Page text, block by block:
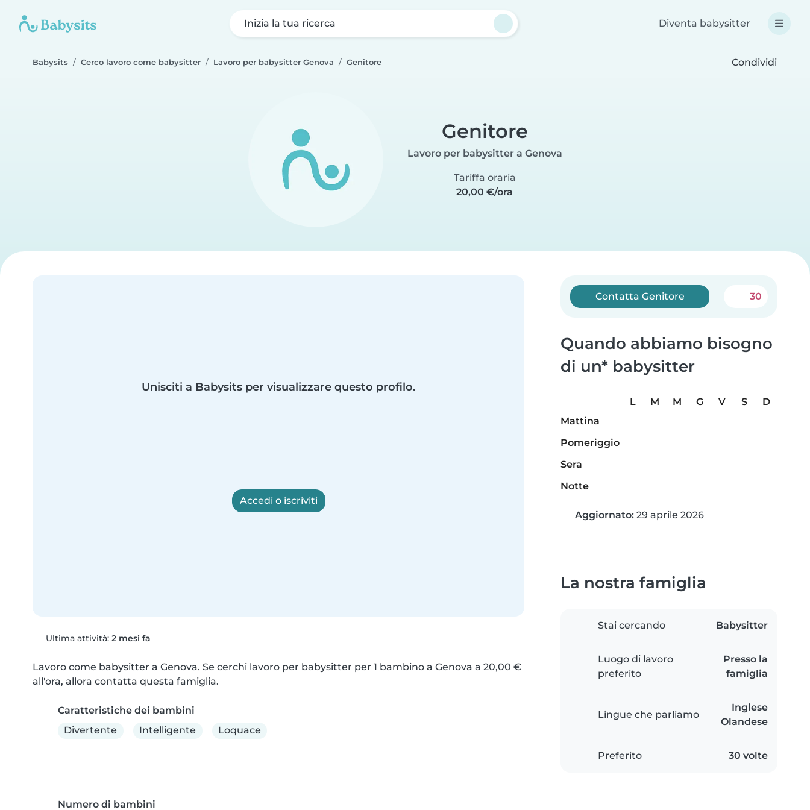
Inizia la tua ricerca Diventa babysitter
Babysits Cerco lavoro come babysitter Lavoro per babysitter Genova Genitore Condividi
Genitore
Lavoro per babysitter a Genova
Tariffa oraria
20,00 €/ora
Unisciti a Babysits per visualizzare questo profilo.
Accedi o iscriviti
Ultima attività: 2 mesi fa
Lavoro come babysitter a Genova. Se cerchi lavoro per babysitter per 1 bambino a Genova a 20,00 €
all'ora, allora contatta questa famiglia.
Caratteristiche dei bambini
Divertente
Intelligente Loquace
Numero di bambini
Contatta Genitore 30
Quando abbiamo bisogno
di un* babysitter
L M M G V S
D
Mattina
Pomeriggio
Sera
Notte
Aggiornato: 29 aprile 2026
La nostra famiglia
Stai cercando Babysitter
Luogo di lavoro
preferito
Presso la
famiglia
Lingue che parliamo
Inglese
Olandese
Preferito 30 volte